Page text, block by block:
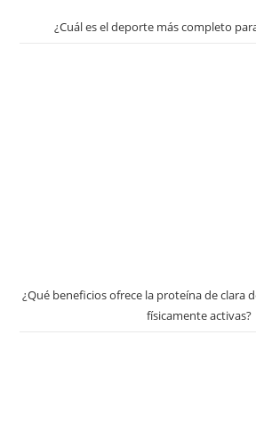
¿Cuál es el deporte más completo
¿Qué beneficios ofrece la proteína de clara
físicamente activas?